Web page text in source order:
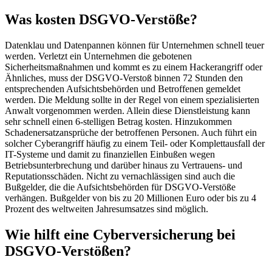
Was kosten DSGVO-Verstöße?
Datenklau und Datenpannen können für Unternehmen schnell teuer
werden. Verletzt ein Unternehmen die gebotenen
Sicherheitsmaßnahmen und kommt es zu einem Hackerangriff oder
Ähnliches, muss der DSGVO-Verstoß binnen 72 Stunden den
entsprechenden Aufsichtsbehörden und Betroffenen gemeldet
werden. Die Meldung sollte in der Regel von einem spezialisierten
Anwalt vorgenommen werden. Allein diese Dienstleistung kann
sehr schnell einen 6-stelligen Betrag kosten. Hinzukommen
Schadenersatzansprüche der betroffenen Personen. Auch führt ein
solcher Cyberangriff häufig zu einem Teil- oder Komplettausfall der
IT-Systeme und damit zu finanziellen Einbußen wegen
Betriebsunterbrechung und darüber hinaus zu Vertrauens- und
Reputationsschäden. Nicht zu vernachlässigen sind auch die
Bußgelder, die die Aufsichtsbehörden für DSGVO-Verstöße
verhängen. Bußgelder von bis zu 20 Millionen Euro oder bis zu 4
Prozent des weltweiten Jahresumsatzes sind möglich.
Wie hilft eine Cyberversicherung bei
DSGVO-Verstößen?